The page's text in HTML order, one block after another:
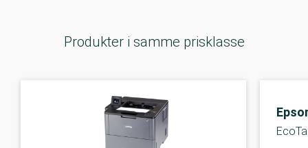
Produkter i samme prisklasse